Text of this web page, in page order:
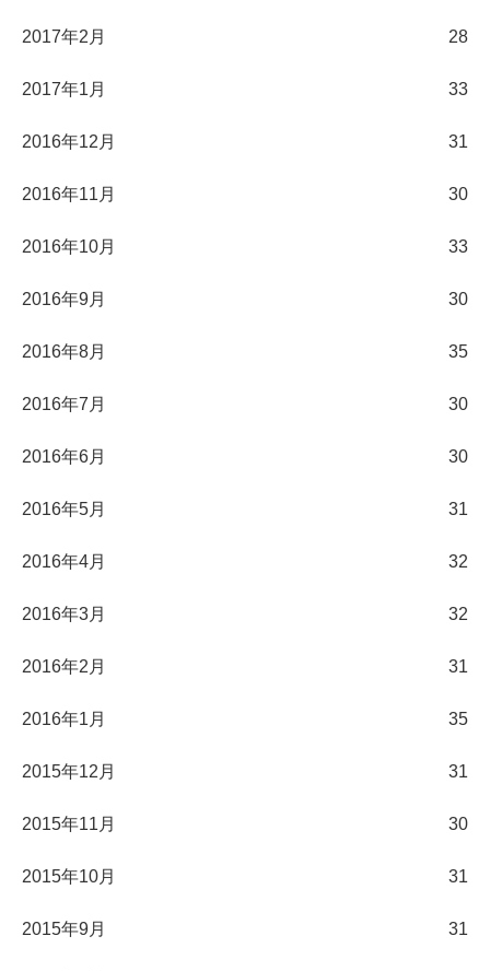
2017年2月 28
2017年1月 33
2016年12月 31
2016年11月 30
2016年10月 33
2016年9月 30
2016年8月 35
2016年7月 30
2016年6月 30
2016年5月 31
2016年4月 32
2016年3月 32
2016年2月 31
2016年1月 35
2015年12月 31
2015年11月 30
2015年10月 31
2015年9月 31